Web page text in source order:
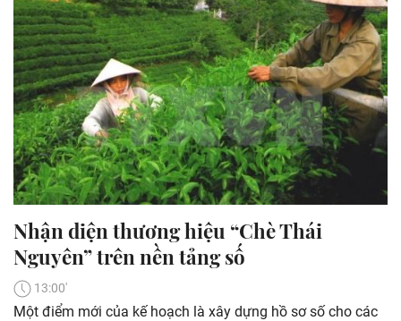
Nhận diện thương hiệu “Chè Thái
Nguyên” trên nền tảng số
13:00'
Một điểm mới của kế hoạch là xây dựng hồ sơ số cho các